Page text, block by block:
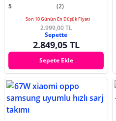
5
(2)
Son 10 Günün En Düşük Fiyatı
2.999,00 TL
Sepette
2.849,05 TL
Sepete Ekle